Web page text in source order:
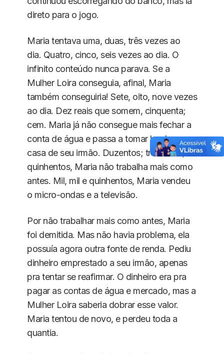
direto para o jogo.
Maria tentava uma, duas, três vezes ao
dia. Quatro, cinco, seis vezes ao dia. O
infinito conteúdo nunca parava. Se a
Mulher Loira conseguia, afinal, Maria
também conseguiria! Sete, oito, nove vezes
ao dia. Dez reais que somem, cinquenta;
cem. Maria já não consegue mais fechar a
conta de água e passa a tomar banho na
casa de seu irmão. Duzentos; trezentos;
quinhentos, Maria não trabalha mais como
antes. Mil, mil e quinhentos, Maria vendeu
o micro-ondas e a televisão.
Por não trabalhar mais como antes, Maria
foi demitida. Mas não havia problema, ela
possuía agora outra fonte de renda. Pediu
dinheiro emprestado a seu irmão, apenas
pra tentar se reafirmar. O dinheiro era pra
pagar as contas de água e mercado, mas a
Mulher Loira saberia dobrar esse valor.
Maria tentou de novo, e perdeu toda a
quantia.